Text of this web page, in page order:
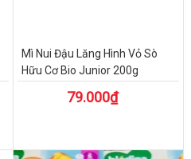
Mì Nui Đậu Lăng Hình Vỏ Sò
Hữu Cơ Bio Junior 200g
79.000₫